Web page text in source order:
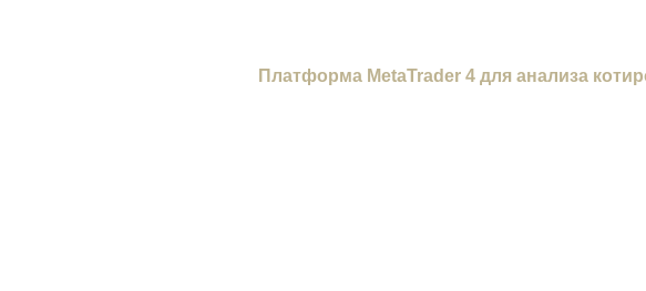
Платформа MetaTrader 4 для анализа